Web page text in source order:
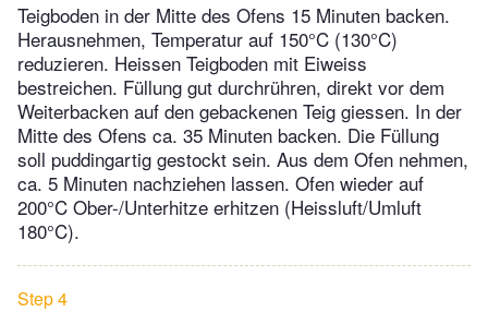
Teigboden in der Mitte des Ofens 15 Minuten backen.
Herausnehmen, Temperatur auf 150°C (130°C)
reduzieren. Heissen Teigboden mit Eiweiss
bestreichen. Füllung gut durchrühren, direkt vor dem
Weiterbacken auf den gebackenen Teig giessen. In der
Mitte des Ofens ca. 35 Minuten backen. Die Füllung
soll puddingartig gestockt sein. Aus dem Ofen nehmen,
ca. 5 Minuten nachziehen lassen. Ofen wieder auf
200°C Ober-/Unterhitze erhitzen (Heissluft/Umluft
180°C).
Step 4